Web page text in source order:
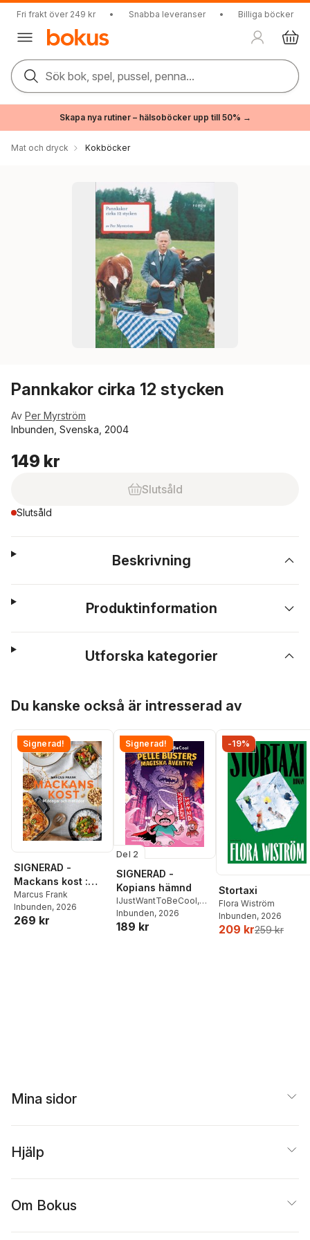
Fri frakt över 249 kr • Snabba leveranser • Billiga böcker
Sök bok, spel, pussel, penna...
Skapa nya rutiner – hälsoböcker upp till 50% →
Mat och dryck Kokböcker
Pannkakor cirka 12 stycken
Av Per Myrström
Inbunden, Svenska, 2004
149 kr
Slutsåld
Slutsåld
Beskrivning
Produktinformation
Utforska kategorier
Du kanske också är intresserad av
Signerad!
SIGNERAD -
Mackans kost :
Middagar och
matlådor
Marcus Frank
Inbunden, 2026
269 kr
Signerad!
Del 2
SIGNERAD -
Kopians hämnd
IJustWantToBeCool,
Joel Adolphson
Ejdemo Beer
Inbunden, 2026
189 kr
-19%
Stortaxi
Flora Wiström
Inbunden, 2026
209 kr259 kr
Mina sidor
Hjälp
Om Bokus